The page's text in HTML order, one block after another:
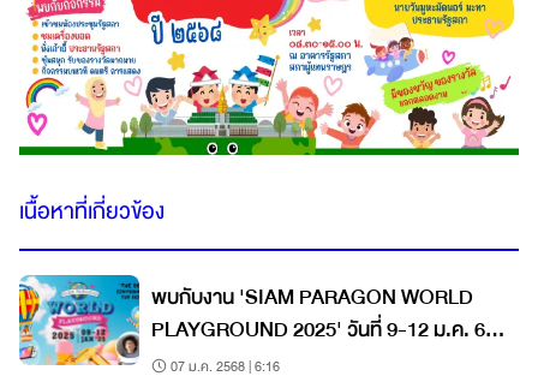
เนื้อหาที่เกี่ยวข้อง
พบกับงาน 'SIAM PARAGON WORLD
PLAYGROUND 2025' วันที่ 9-12 ม.ค. 68
ณ สยามพารากอน
07 ม.ค. 2568 | 6:16